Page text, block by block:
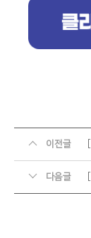
이전글
다음글